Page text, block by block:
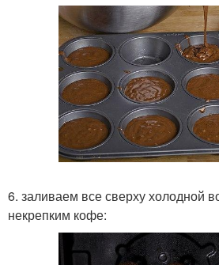
6. заливаем все сверху холодной
некрепким кофе: